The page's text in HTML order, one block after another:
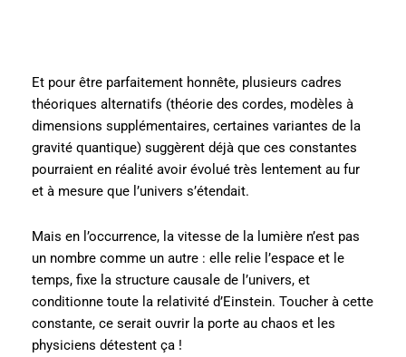
Et pour être parfaitement honnête, plusieurs cadres
théoriques alternatifs (théorie des cordes, modèles à
dimensions supplémentaires, certaines variantes de la
gravité quantique) suggèrent déjà que ces constantes
pourraient en réalité avoir évolué très lentement au fur
et à mesure que l’univers s’étendait.
Mais en l’occurrence, la vitesse de la lumière n’est pas
un nombre comme un autre : elle relie l’espace et le
temps, fixe la structure causale de l’univers, et
conditionne toute la relativité d’Einstein. Toucher à cette
constante, ce serait ouvrir la porte au chaos et les
physiciens détestent ça !